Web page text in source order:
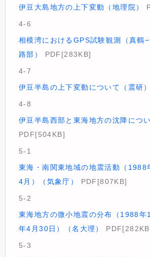
伊豆大島地方の上下変動（地理院）
4-6
相模湾におけるGPS試験観測（真鶴
路部）
PDF[283KB]
4-7
伊豆半島の上下変動について（震研）
4-8
伊豆半島西部と東海地方の沈降につ
PDF[504KB]
5-1
東海・南関東地域の地震活動（
4月）（気象庁）
PDF[807KB]
5-2
東海地方の微小地震の分布（1988
年4月30日）（名大理）
5-3